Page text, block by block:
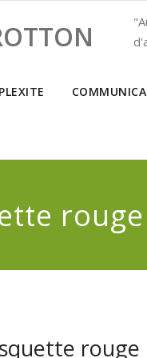
rouge
rouge